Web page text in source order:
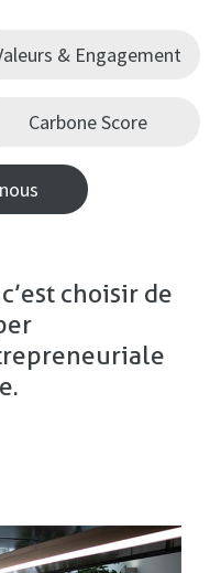
& Engagement
Carbone Score
choisir de